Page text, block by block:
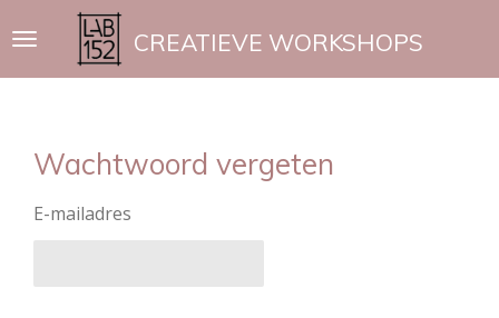
direct
naar
CREATIEVE WORKSHOPS
Wachtwoord vergeten
E-mailadres